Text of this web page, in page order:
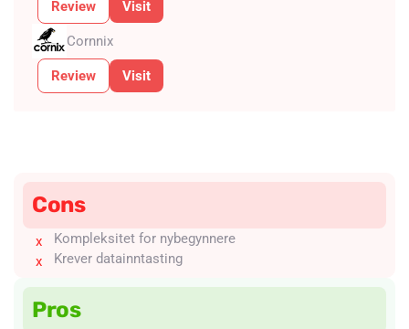
Cons
Kompleksitet for nybegynnere
Krever datainntasting
Pros
Review Visit
Cornnix
Review Visit